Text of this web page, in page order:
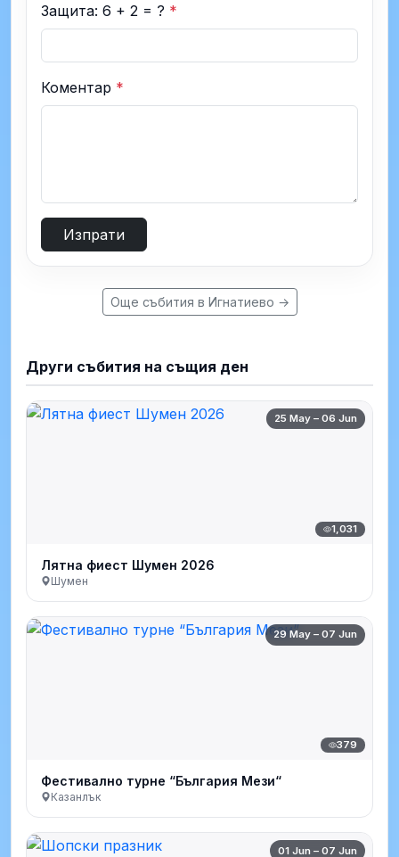
Защита: 6 + 2 = ? *
Коментар *
Изпрати
Още събития в Игнатиево →
Други събития на същия ден
25 May – 06 Jun
1,031
Лятна фиест Шумен 2026
Шумен
29 May – 07 Jun
379
Фестивално турне “България Мези“
Казанлък
01 Jun – 07 Jun